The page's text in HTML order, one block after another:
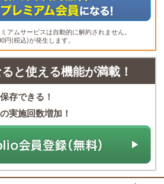
アムサービスは自動的に解約されません。
(税込)が発生します。
と使える機能が満載！
存できる！
実施回数増加！